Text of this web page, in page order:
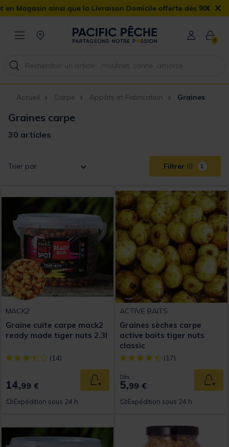
que la Livraison Domicile offerte dès 90€ ×
0
Accueil Carpe Appâts et Fabrication Graines
Graines carpe
30 articles
Trier par Filtrer 1
MACK2
Graine cuite carpe mack2
ready made tiger nuts 2.3l
[object Object] out of 5 Customer Rating
(14)
14,99 € Ajouter au panier
Expédition sous 24 h
ACTIVE BAITS
Graines sèches carpe
active baits tiger nuts
classic
[object Object] out of 5
(17)
Dès
5,99 €
Expédition sous 24 h